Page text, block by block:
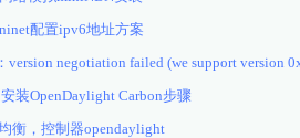
配置ipv6地址方案
version negotiation failed (we support version
装OpenDaylight Carbon步骤
衡，控制器opendaylight